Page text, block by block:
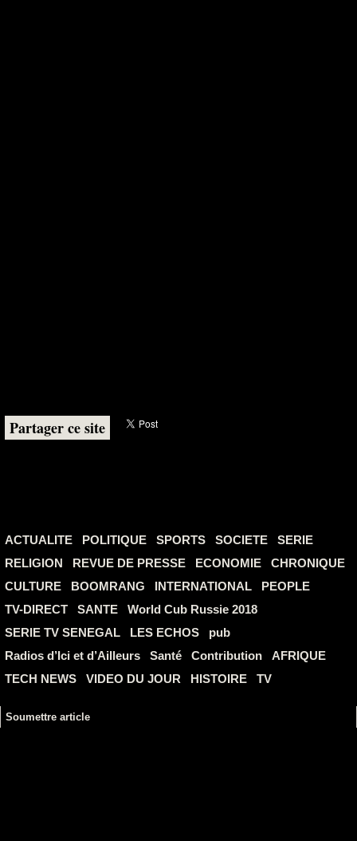
Partager ce site
ACTUALITE POLITIQUE SPORTS SOCIETE
SERIE
RELIGION
REVUE DE PRESSE ECONOMIE
CHRONIQUE
CULTURE
BOOMRANG INTERNATIONAL
PEOPLE
TV-DIRECT
SANTE
World Cub Russie 2018
SERIE TV SENEGAL
LES ECHOS
pub
Radios d’Ici et d’Ailleurs
Santé Contribution
AFRIQUE
TECH NEWS
VIDEO DU JOUR HISTOIRE TV
Soumettre article